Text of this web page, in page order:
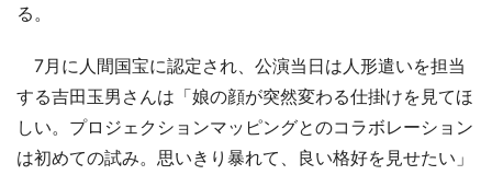
る。
7月に人間国宝に認定され、公演当日は人形遣いを担当
する吉田玉男さんは「娘の顔が突然変わる仕掛けを見てほ
しい。プロジェクションマッピングとのコラボレーション
は初めての試み。思いきり暴れて、良い格好を見せたい」